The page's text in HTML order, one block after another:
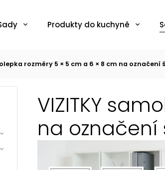
Produkty do kuchyně
rozměry 5 × 5 cm a 6 × 8 cm na
VIZITKY
na